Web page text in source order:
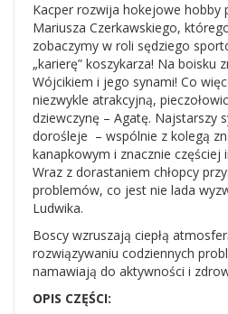
Kacper rozwija hokejowe hobby
Mariusza Czerkawskiego,
zobaczymy w roli sędziego
„karierę” koszykarza! Na boisku
Wójcikiem i jego synami! Co
niezwykle atrakcyjną,
dziewczynę – Agatę. Najstarszy
dorośleje – wspólnie z kolegą
kanapkowym i znacznie częściej
Wraz z dorastaniem chłopcy
problemów, co jest nie lada
Ludwika.
Boscy wzruszają ciepłą
rozwiązywaniu codziennych
namawiają do aktywności i
OPIS CZĘŚCI: